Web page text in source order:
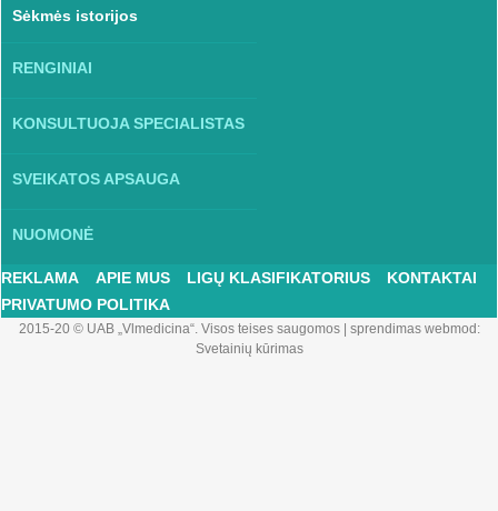
Sėkmės istorijos
RENGINIAI
KONSULTUOJA SPECIALISTAS
SVEIKATOS APSAUGA
NUOMONĖ
REKLAMA APIE MUS LIGŲ KLASIFIKATORIUS
KONTAKTAI
PRIVATUMO POLITIKA
2015-20 © UAB „Vlmedicina“. Visos teises saugomos| sprendimas webmod:
Svetainių kūrimas